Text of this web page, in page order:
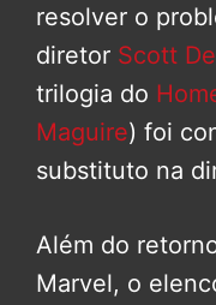
resolver o
diretor Scott
trilogia do
Maguire) foi
substituto na
Além do
Marvel, o